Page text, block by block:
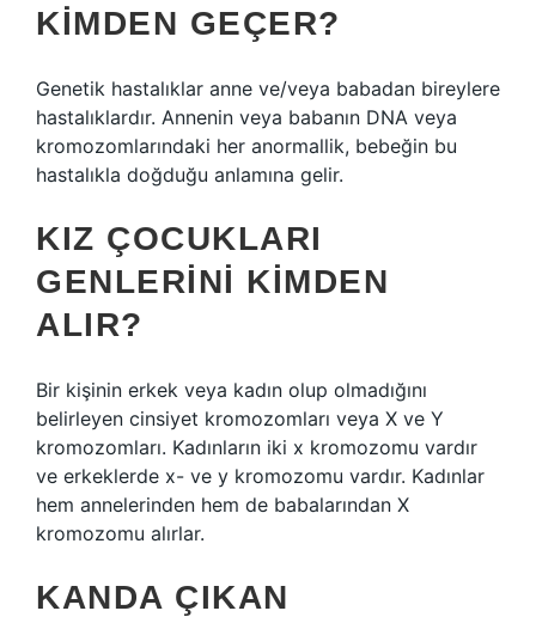
KIMDEN GEÇER?
Genetik hastalıklar anne ve/veya babadan bireylere
hastalıklardır. Annenin veya babanın DNA veya
kromozomlarındaki her anormallik, bebeğin bu
hastalıkla doğduğu anlamına gelir.
KIZ ÇOCUKLARI
GENLERINI KIMDEN
ALIR?
Bir kişinin erkek veya kadın olup olmadığını
belirleyen cinsiyet kromozomları veya X ve Y
kromozomları. Kadınların iki x kromozomu vardır
ve erkeklerde x- ve y kromozomu vardır. Kadınlar
hem annelerinden hem de babalarından X
kromozomu alırlar.
KANDA ÇIKAN